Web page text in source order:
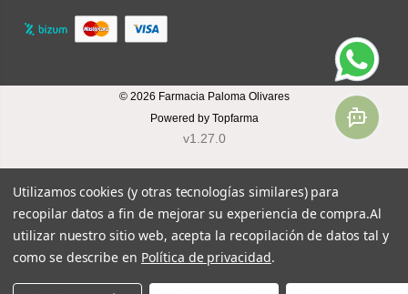
© 2026 Farmacia Paloma Olivares
Powered by Topfarma
v1.27.0
Utilizamos cookies (y otras tecnologías similares) para
recopilar datos a fin de mejorar su experiencia de compra.Al
utilizar nuestro sitio web, acepta la recopilación de datos tal y
como se describe en Política de privacidad.